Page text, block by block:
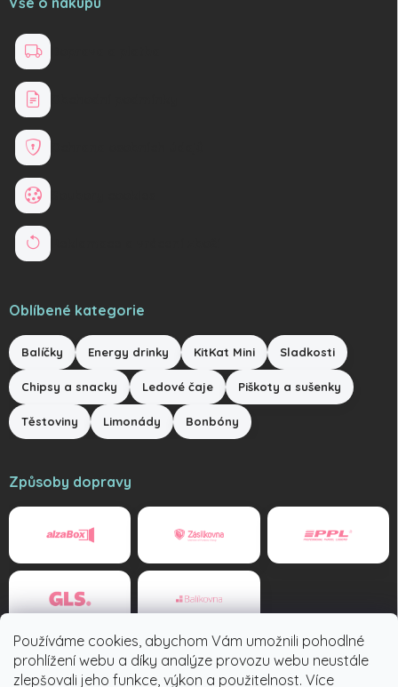
Používáme cookies, abychom Vám umožnili pohodlné
prohlížení webu a díky analýze provozu webu neustále
zlepšovali jeho funkce, výkon a použitelnost. Více
Oblíbené kategorie
Balíčky Energy drinky KitKat Mini Sladkosti
Chipsy a snacky Ledové čaje Piškoty a sušenky
Těstoviny Limonády Bonbóny
Způsoby dopravy
Způsoby platby